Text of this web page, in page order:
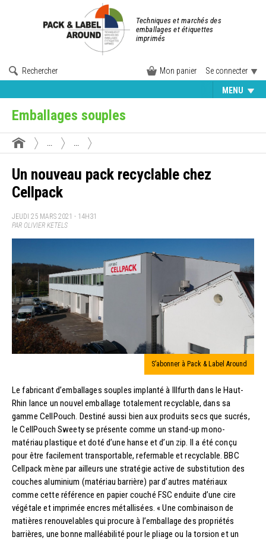
Techniques et marchés des
emballages et étiquettes
imprimés
Rechercher Mon panier Se connecter
MENU
Emballages souples
Un nouveau pack recyclable chez
Cellpack
JEUDI 25 MARS 2021 - 14H31
PAR OLIVIER KETELS
S’abonner à Pack & Label Around
Le fabricant d’emballages souples implanté à Illfurth dans le Haut-
Rhin lance un nouvel emballage totalement recyclable, dans sa
gamme CellPouch. Destiné aussi bien aux produits secs que sucrés,
le CellPouch Sweety se présente comme un stand-up mono-
matériau plastique et doté d’une hanse et d’un zip. Il a été conçu
pour être facilement transportable, refermable et recyclable. BBC
Cellpack mène par ailleurs une stratégie active de substitution des
couches aluminium (matériau barrière) par d’autres matériaux
comme cette référence en papier couché FSC enduite d’une cire
végétale et imprimée encres métallisées. « Une combinaison de
matières renouvelables qui procure à l’emballage des propriétés
barrières, une bonne malléabilité pour le pliage ou la torsion et un